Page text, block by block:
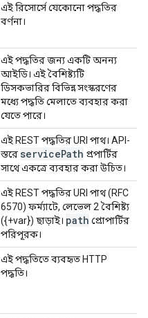
এই রিসোর্সে যেকোনো পদ্ধতির
বর্ণনা।
এই পদ্ধতির জন্য একটি অনন্য
আইডি। এই বৈশিষ্ট্যটি
ডিসকভারির বিভিন্ন সংস্করণের
মধ্যে পদ্ধতি মেলাতে ব্যবহার করা
যেতে পারে।
এই REST পদ্ধতির URI পাথ। API-
স্তরে servicePath প্রপার্টির
সাথে একত্রে ব্যবহার করা উচিত।
এই REST পদ্ধতির URI পাথ (RFC
6570) ফর্ম্যাটে, লেভেল 2 বৈশিষ্ট্য
({+var}) ছাড়াই। path প্রোপার্টির
পরিপূরক।
এই পদ্ধতিতে ব্যবহৃত HTTP
পদ্ধতি।